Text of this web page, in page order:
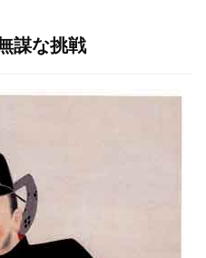
謀な挑戦